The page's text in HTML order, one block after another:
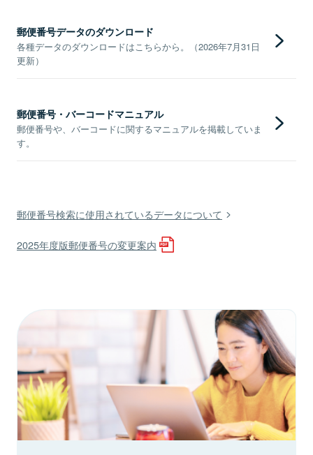
郵便番号データのダウンロード
各種データのダウンロードはこちらから。（2026年7月31日
更新）
郵便番号・バーコードマニュアル
郵便番号や、バーコードに関するマニュアルを掲載していま
す。
郵便番号検索に使用されているデータについて
2025年度版郵便番号の変更案内